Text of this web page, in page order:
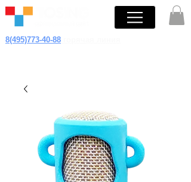
8(495)773-40-88